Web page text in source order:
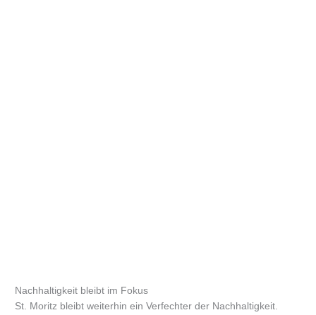
Nachhaltigkeit bleibt im Fokus
St. Moritz bleibt weiterhin ein Verfechter der Nachhaltigkeit.